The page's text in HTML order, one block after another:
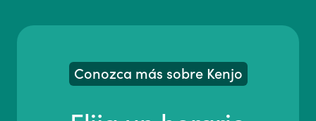
Conozca más sobre Kenjo